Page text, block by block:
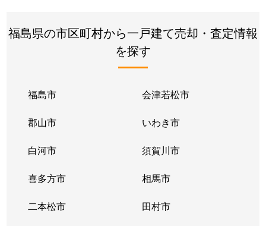
福島県の市区町村から一戸建て売却・査定情報
を探す
福島市 会津若松市
郡山市 いわき市
白河市 須賀川市
喜多方市 相馬市
二本松市 田村市